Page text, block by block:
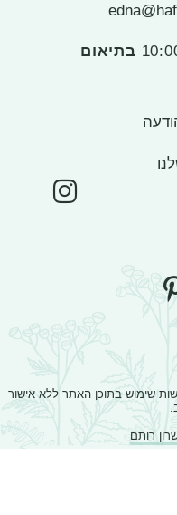
בתיאום
שימוש בתוכן האתר ללא אישור
רותם